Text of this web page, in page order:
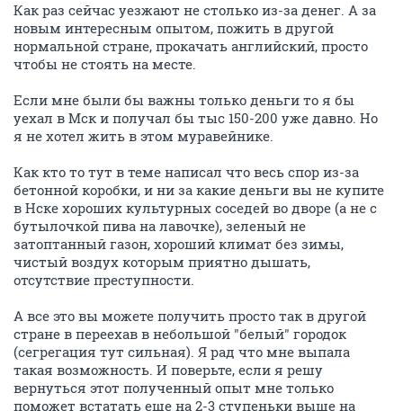
Как раз сейчас уезжают не столько из-за денег. А за
новым интересным опытом, пожить в другой
нормальной стране, прокачать английский, просто
чтобы не стоять на месте.
Если мне были бы важны только деньги то я бы
уехал в Мск и получал бы тыс 150-200 уже давно. Но
я не хотел жить в этом муравейнике.
Как кто то тут в теме написал что весь спор из-за
бетонной коробки, и ни за какие деньги вы не купите
в Нске хороших культурных соседей во дворе (а не с
бутылочкой пива на лавочке), зеленый не
затоптанный газон, хороший климат без зимы,
чистый воздух которым приятно дышать,
отсутствие преступности.
А все это вы можете получить просто так в другой
стране в переехав в небольшой "белый" городок
(сегрегация тут сильная). Я рад что мне выпала
такая возможность. И поверьте, если я решу
вернуться этот полученный опыт мне только
поможет встатать еще на 2-3 ступеньки выше на